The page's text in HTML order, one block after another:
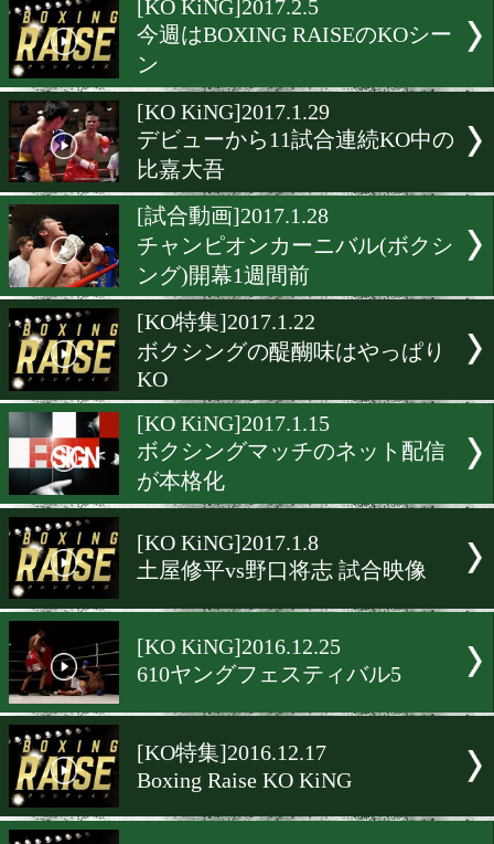
衝撃のダウンシーン
[KO KiNG]2017.2.19
デビューから5連続KO勝利
京口紘人
[KO KiNG]2017.2.12
衝撃のKOシーン
[KO KiNG]2017.2.5
今週はBOXING RAISEの
ン
[KO KiNG]2017.1.29
デビューから11試合連続
比嘉大吾
ング)開幕1週間前
[KO特集]2017.1.22
ボクシングの醍醐味はやっ
KO